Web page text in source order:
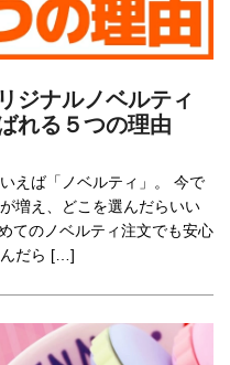
ジナルノベルティ
れる５つの理由
えば「ノベルティ」。 今で
増え、どこを選んだらいい
てのノベルティ注文でも安心
んだら […]